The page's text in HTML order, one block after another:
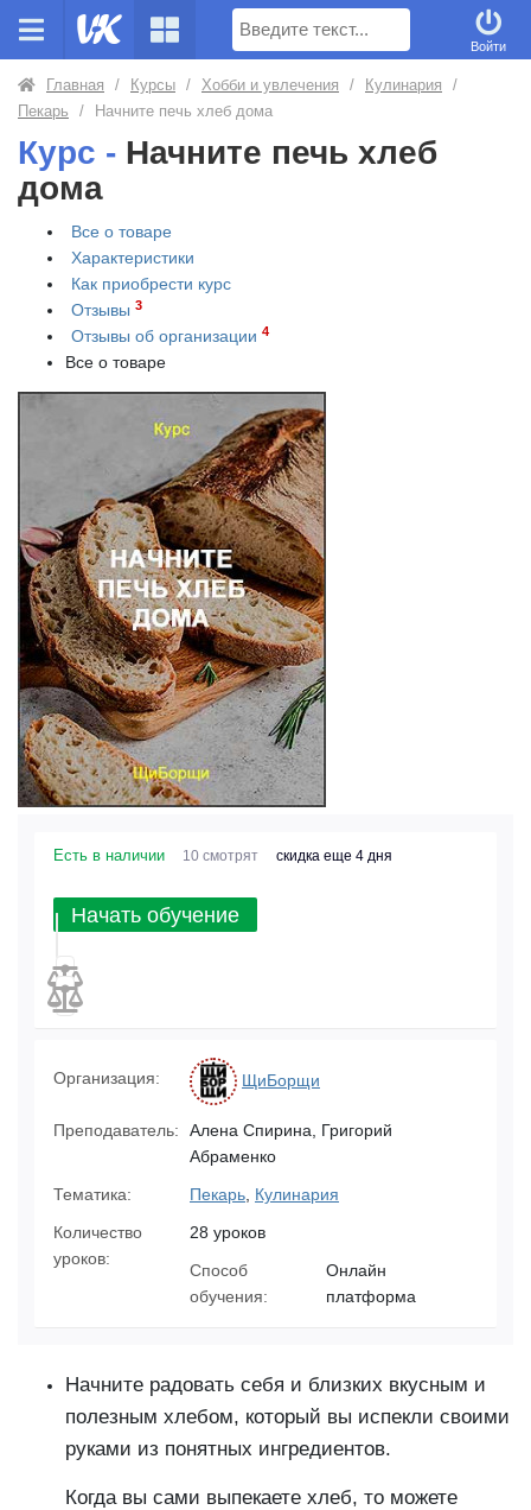
Поиск
Войти
Главная / Курсы / Хобби и увлечения / Кулинария
/
Пекарь
/ Начните печь хлеб дома
Курс - Начните печь хлеб
дома
Все о товаре
Характеристики
Как приобрести курс
Отзывы 3
Отзывы об организации 4
Все о товаре
Есть в наличии 10 смотрят скидка еще 4 дня
Начать обучение
Организация: ЩиБорщи
Преподаватель:
Алена Спирина, Григорий
Абраменко
Тематика:
Пекарь Кулинария
Количество
уроков:
28 уроков
Способ
обучения:
Онлайн
платформа
Начните радовать себя и близких вкусным и
полезным хлебом, который вы испекли своими
руками из понятных ингредиентов.
Когда вы сами выпекаете хлеб, то можете